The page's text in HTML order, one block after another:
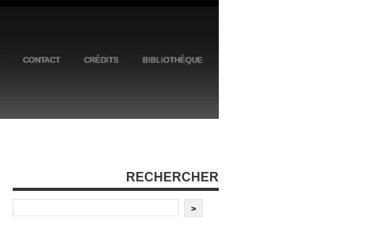
CONTACT CRÉDITS BIBLIOTHÈQUE
RECHERCHER